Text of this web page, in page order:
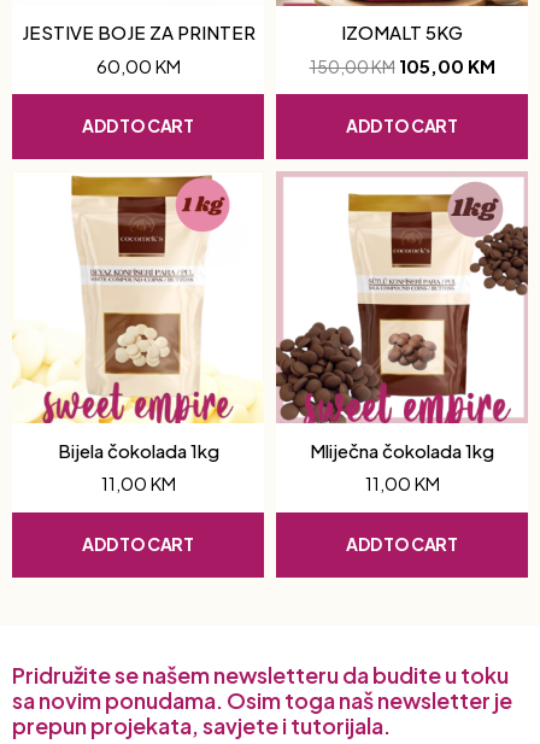
JESTIVE BOJE ZA PRINTER
60,00 KM
ADD TO CART
IZOMALT 5KG
150,00KM 105,00 KM
ADD TO CART
Bijela čokolada 1kg
11,00 KM
ADD TO CART
Mliječna čokolada 1kg
11,00 KM
ADD TO CART
Pridružite se našem newsletteru da budite u toku
sa novim ponudama. Osim toga naš newsletter je
prepun projekata, savjete i tutorijala.